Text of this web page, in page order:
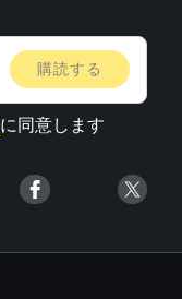
に同意します